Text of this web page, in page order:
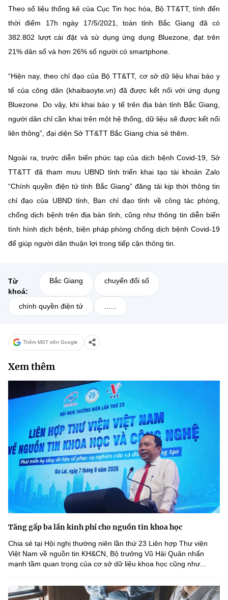
Theo số liệu thống kê của Cục Tin học hóa, Bộ TT&TT, tính đến
thời điểm 17h ngày 17/5/2021, toàn tỉnh Bắc Giang đã có
382.802 lượt cài đặt và sử dụng ứng dụng Bluezone, đạt trên
21% dân số và hơn 26% số người có smartphone.
“Hiện nay, theo chỉ đạo của Bộ TT&TT, cơ sở dữ liệu khai báo y
tế của công dân (khaibaoyte.vn) đã được kết nối với ứng dụng
Bluezone. Do vậy, khi khai báo y tế trên địa bàn tỉnh Bắc Giang,
người dân chỉ cần khai trên một hệ thống, dữ liệu sẽ được kết nối
liên thông”, đại diện Sở TT&TT Bắc Giang chia sẻ thêm.
Ngoài ra, trước diễn biến phức tạp của dịch bệnh Covid-19, Sở
TT&TT đã tham mưu UBND tỉnh triển khai tạo tài khoản Zalo
“Chính quyền điện tử tỉnh Bắc Giang” đăng tải kịp thời thông tin
chỉ đạo của UBND tỉnh, Ban chỉ đạo tỉnh về công tác phòng,
chống dịch bệnh trên địa bàn tỉnh, cũng như thông tin diễn biến
tình hình dịch bệnh, biện pháp phòng chống dịch bệnh Covid-19
để giúp người dân thuận lợi trong tiếp cận thông tin.
Từ
khoá:
Bắc Giang chuyển đổi số
chính quyền điện tử
Thêm MST trên Google
Xem thêm
Tăng gấp ba lần kinh phí cho nguồn tin khoa học
Chia sẻ tại Hội nghị thường niên lần thứ 23 Liên hợp Thư viện
Việt Nam về nguồn tin KH&CN, Bộ trưởng Vũ Hải Quân nhấn
mạnh tầm quan trọng của cơ sở dữ liệu khoa học cũng như...